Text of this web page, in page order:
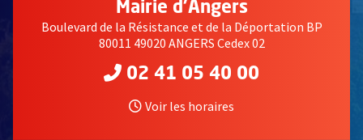
Mairie d'Angers
Boulevard de la Résistance et de la Déportation BP
80011 49020 ANGERS Cedex 02
02 41 05 40 00
Voir les horaires